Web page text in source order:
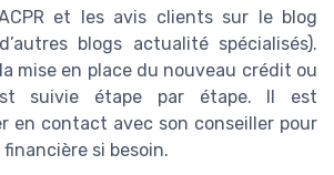
ACPR et les avis clients sur le blog
blogs actualité spécialisés).
mise en place du nouveau crédit ou
suivie étape par étape. Il est
en contact avec son conseiller pour
si besoin.